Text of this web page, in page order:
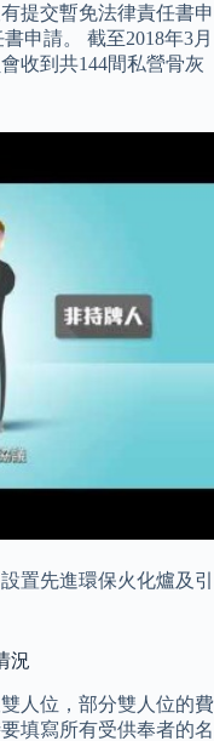
提交暫免法律責任書申
申請。 截至2018年3月
收到共144間私營骨灰
置先進環保火化爐及引
況
人位，部分雙人位的費
填寫所有受供奉者的名